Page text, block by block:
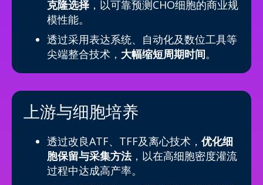
克隆选择 ，以可靠预测CHO细胞的商业规
模性能。
透过采用表达系统、自动化及数位工具等
尖端整合技术， 大幅缩短周期时间。
上游与细胞培养
透过改良ATF、TFF及离心技术， 优化细
胞保留与采集方法，以在高细胞密度灌流
过程中达成高产率。